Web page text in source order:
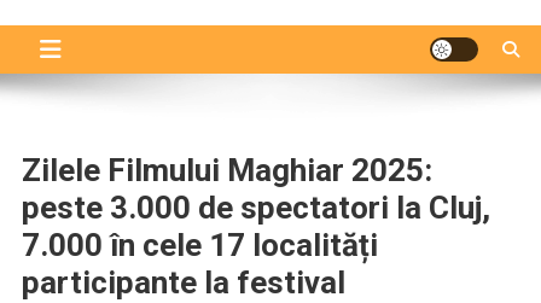
Zilele Filmului Maghiar 2025:
peste 3.000 de spectatori la Cluj,
7.000 în cele 17 localități
participante la festival